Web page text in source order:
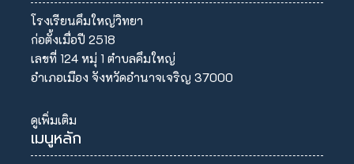
โรงเรียนคึมใหญ่วิทยา
ก่อตั้งเมื่อปี 2518
เลขที่ 124 หมุ่ 1 ตำบลคึมใหญ่
อำเภอเมือง จังหวัดอำนาจเจริญ 37000
ดูเพิ่มเติม
เมนูหลัก